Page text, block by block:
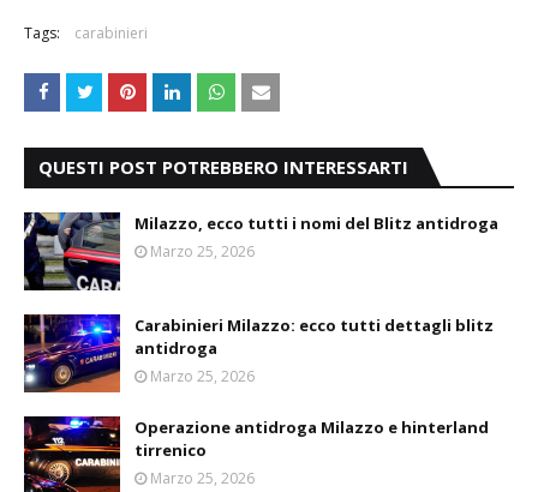
Tags: carabinieri
QUESTI POST POTREBBERO INTERESSARTI
Milazzo, ecco tutti i nomi del Blitz antidroga
Marzo 25, 2026
Carabinieri Milazzo: ecco tutti dettagli blitz
antidroga
Marzo 25, 2026
Operazione antidroga Milazzo e hinterland
tirrenico
Marzo 25, 2026